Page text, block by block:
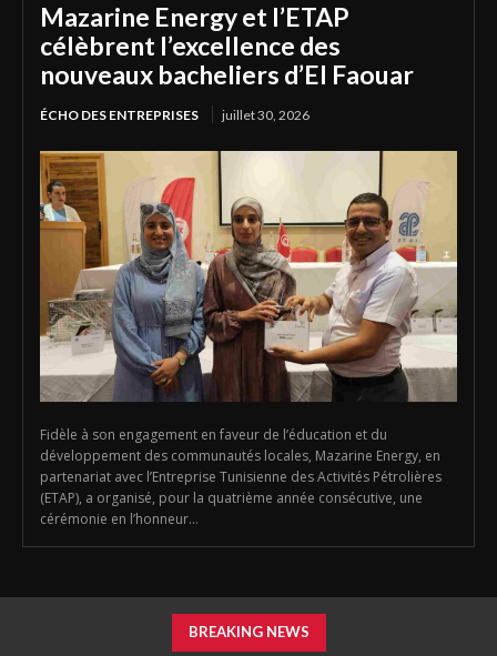
Mazarine Energy et l’ETAP
célèbrent l’excellence des
nouveaux bacheliers d’El Faouar
ÉCHO DES ENTREPRISES juillet 30, 2026
Fidèle à son engagement en faveur de l’éducation et du
développement des communautés locales, Mazarine Energy, en
partenariat avec l’Entreprise Tunisienne des Activités Pétrolières
(ETAP), a organisé, pour la quatrième année consécutive, une
cérémonie en l’honneur...
BREAKING NEWS